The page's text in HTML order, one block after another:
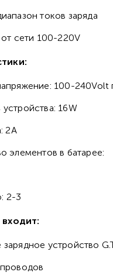
токов заряда
сети 100-220V
100-240Volt
16W
2А
элементов в батарее:
2-3
устройство